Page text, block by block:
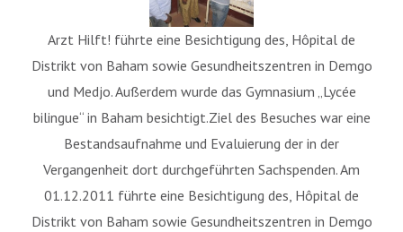
Arzt Hilft! führte eine Besichtigung des, Hôpital de
Distrikt von Baham sowie Gesundheitszentren in Demgo
und Medjo. Außerdem wurde das Gymnasium „Lycée
bilingue“ in Baham besichtigt.Ziel des Besuches war eine
Bestandsaufnahme und Evaluierung der in der
Vergangenheit dort durchgeführten Sachspenden. Am
01.12.2011 führte eine Besichtigung des, Hôpital de
Distrikt von Baham sowie Gesundheitszentren in Demgo